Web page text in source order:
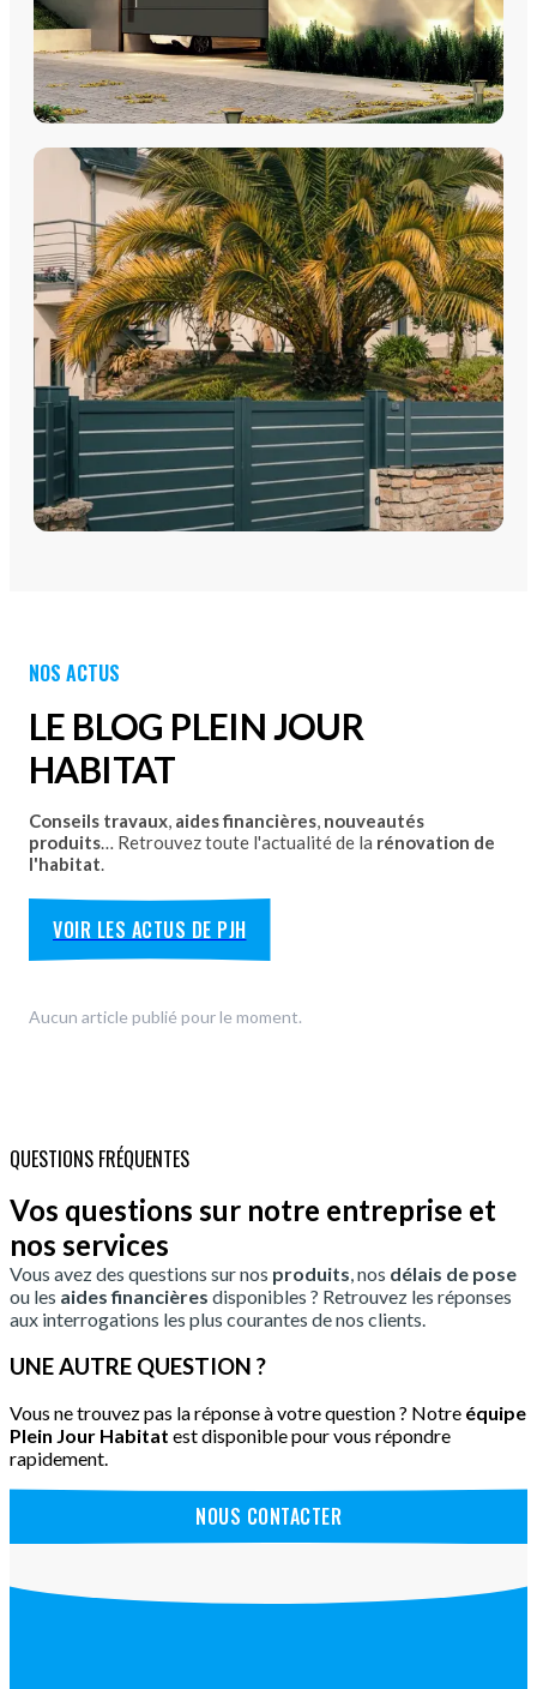
PORTES DE GARAGE
Portes de garage - Sectionnelles
Portes de garage - Battantes
Portes de garage - Latérales
Découvrez nos portes de garage sectionnelles, basculantes
et motorisées avec pose par les équipes Plein Jour Habitat.
DÉCOUVRIR
coulissants avec pose par les équipes Plein Jour Habitat.
DÉCOUVRIR
NOS ACTUS
LE BLOG PLEIN JOUR
HABITAT
Conseils travaux, aides financières, nouveautés
produits… Retrouvez toute l'actualité de la rénovation de
l'habitat.
VOIR LES ACTUS DE PJH
Aucun article publié pour le moment.
QUESTIONS FRÉQUENTES
Vos questions sur notre entreprise et
nos services
Vous avez des questions sur nos produits, nos délais de pose
ou les aides financières disponibles ? Retrouvez les réponses
aux interrogations les plus courantes de nos clients.
UNE AUTRE QUESTION ?
Vous ne trouvez pas la réponse à votre question ? Notre équipe
Plein Jour Habitat est disponible pour vous répondre
rapidement.
NOUS CONTACTER